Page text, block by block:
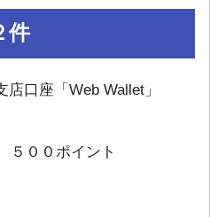
件
店口座「Web Wallet」
００ポイント